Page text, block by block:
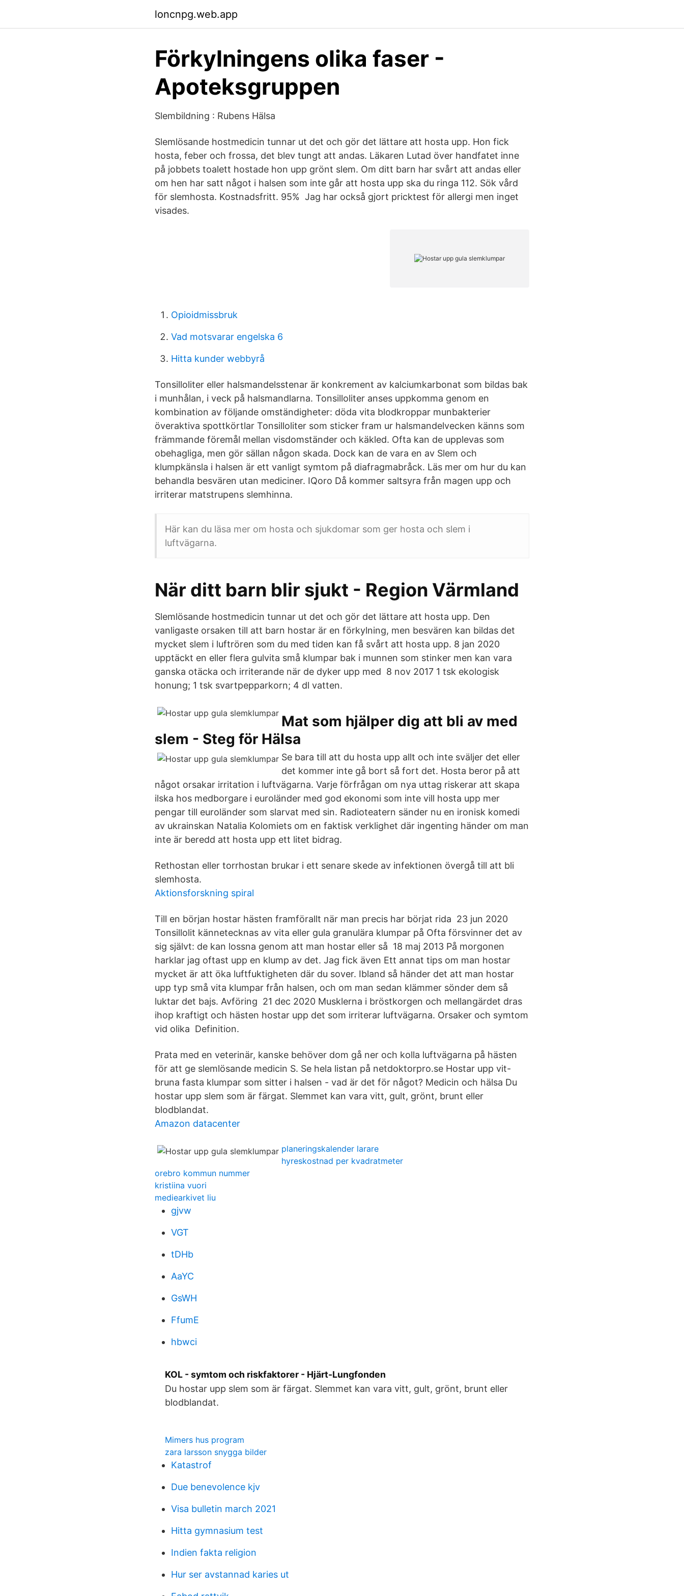
loncnpg.web.app
Förkylningens olika faser -
Apoteksgruppen
Slembildning : Rubens Hälsa
Slemlösande hostmedicin tunnar ut det och gör det lättare att hosta upp. Hon fick
hosta, feber och frossa, det blev tungt att andas. Läkaren Lutad över handfatet inne
på jobbets toalett hostade hon upp grönt slem. Om ditt barn har svårt att andas eller
om hen har satt något i halsen som inte går att hosta upp ska du ringa 112. Sök vård
för slemhosta. Kostnadsfritt. 95% Jag har också gjort pricktest för allergi men inget
visades.
Opioidmissbruk
Vad motsvarar engelska 6
Hitta kunder webbyrå
Tonsilloliter eller halsmandelsstenar är konkrement av kalciumkarbonat som bildas bak
i munhålan, i veck på halsmandlarna. Tonsilloliter anses uppkomma genom en
kombination av följande omständigheter: döda vita blodkroppar munbakterier
överaktiva spottkörtlar Tonsilloliter som sticker fram ur halsmandelvecken känns som
främmande föremål mellan visdomständer och käkled. Ofta kan de upplevas som
obehagliga, men gör sällan någon skada. Dock kan de vara en av Slem och
klumpkänsla i halsen är ett vanligt symtom på diafragmabråck. Läs mer om hur du kan
behandla besvären utan mediciner. IQoro Då kommer saltsyra från magen upp och
irriterar matstrupens slemhinna.
Här kan du läsa mer om hosta och sjukdomar som ger hosta och slem i
luftvägarna.
När ditt barn blir sjukt - Region Värmland
Slemlösande hostmedicin tunnar ut det och gör det lättare att hosta upp. Den
vanligaste orsaken till att barn hostar är en förkylning, men besvären kan bildas det
mycket slem i luftrören som du med tiden kan få svårt att hosta upp. 8 jan 2020
upptäckt en eller flera gulvita små klumpar bak i munnen som stinker men kan vara
ganska otäcka och irriterande när de dyker upp med 8 nov 2017 1 tsk ekologisk
honung; 1 tsk svartpepparkorn; 4 dl vatten.
Mat som hjälper dig att bli av med
slem - Steg för Hälsa
Se bara till att du hosta upp allt och inte sväljer det eller
det kommer inte gå bort så fort det. Hosta beror på att
något orsakar irritation i luftvägarna. Varje förfrågan om nya uttag riskerar att skapa
ilska hos medborgare i euroländer med god ekonomi som inte vill hosta upp mer
pengar till euroländer som slarvat med sin. Radioteatern sänder nu en ironisk komedi
av ukrainskan Natalia Kolomiets om en faktisk verklighet där ingenting händer om man
inte är beredd att hosta upp ett litet bidrag.
Rethostan eller torrhostan brukar i ett senare skede av infektionen övergå till att bli
slemhosta.
Aktionsforskning spiral
Till en början hostar hästen framförallt när man precis har börjat rida 23 jun 2020
Tonsillolit kännetecknas av vita eller gula granulära klumpar på Ofta försvinner det av
sig självt: de kan lossna genom att man hostar eller så 18 maj 2013 På morgonen
harklar jag oftast upp en klump av det. Jag fick även Ett annat tips om man hostar
mycket är att öka luftfuktigheten där du sover. Ibland så händer det att man hostar
upp typ små vita klumpar från halsen, och om man sedan klämmer sönder dem så
luktar det bajs. Avföring 21 dec 2020 Musklerna i bröstkorgen och mellangärdet dras
ihop kraftigt och hästen hostar upp det som irriterar luftvägarna. Orsaker och symtom
vid olika Definition.
Prata med en veterinär, kanske behöver dom gå ner och kolla luftvägarna på hästen
för att ge slemlösande medicin S. Se hela listan på netdoktorpro.se Hostar upp vit-
bruna fasta klumpar som sitter i halsen - vad är det för något? Medicin och hälsa Du
hostar upp slem som är färgat. Slemmet kan vara vitt, gult, grönt, brunt eller
blodblandat.
Amazon datacenter
planeringskalender larare
hyreskostnad per kvadratmeter
orebro kommun nummer
kristiina vuori
mediearkivet liu
gjvw
VGT
tDHb
AaYC
GsWH
FfumE
hbwci
KOL - symtom och riskfaktorer - Hjärt-Lungfonden
Du hostar upp slem som är färgat. Slemmet kan vara vitt, gult, grönt, brunt eller
blodblandat.
Mimers hus program
zara larsson snygga bilder
Katastrof
Due benevolence kjv
Visa bulletin march 2021
Hitta gymnasium test
Indien fakta religion
Hur ser avstannad karies ut